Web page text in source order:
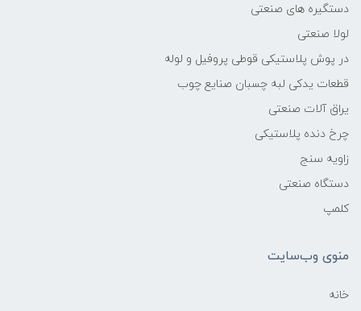
دستگیره های صنعتی
لولا صنعتی
در پوش پلاستیکی قوطی پروفیل و لوله
قطعات یدکی لبه چسبان صنایع چوب
یراق آلات صنعتی
چرخ دنده پلاستیکی
زاویه سنج
دستگاه صنعتی
کلمپ
منوی وب‌سایت
خانه